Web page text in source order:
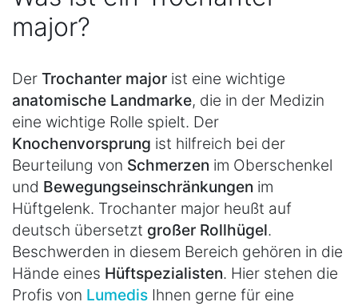
major?
Der Trochanter major ist eine wichtige
anatomische Landmarke, die in der Medizin
eine wichtige Rolle spielt. Der
Knochenvorsprung ist hilfreich bei der
Beurteilung von Schmerzen im Oberschenkel
und Bewegungseinschränkungen im
Hüftgelenk. Trochanter major heußt auf
deutsch übersetzt großer Rollhügel.
Beschwerden in diesem Bereich gehören in die
Hände eines Hüftspezialisten. Hier stehen die
Profis von Lumedis Ihnen gerne für eine